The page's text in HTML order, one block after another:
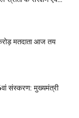
मतदाता आज तय
संस्करण: मुख्यमंत्री